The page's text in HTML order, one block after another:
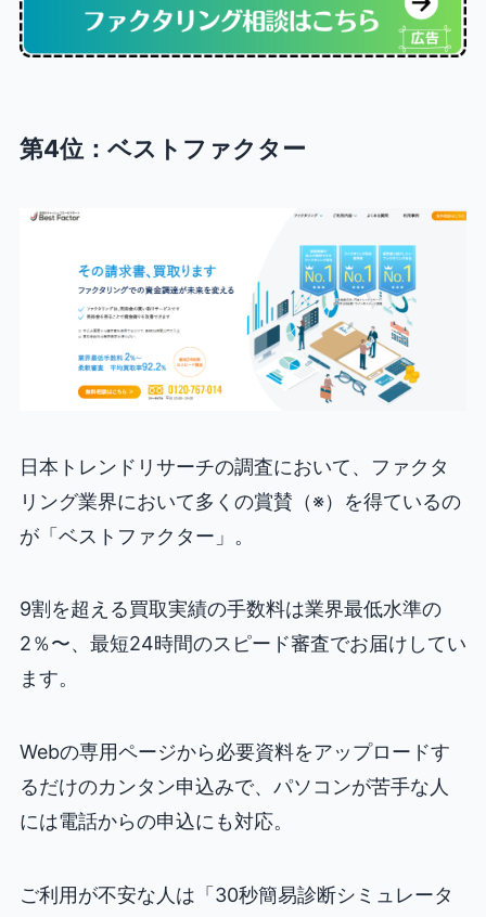
第4位：ベストファクター
日本トレンドリサーチの調査において、ファクタ
リング業界において多くの賞賛（※）を得ているの
が「ベストファクター」。
9割を超える買取実績の手数料は業界最低水準の
2％〜、最短24時間のスピード審査でお届けしてい
ます。
Webの専用ページから必要資料をアップロードす
るだけのカンタン申込みで、パソコンが苦手な人
には電話からの申込にも対応。
ご利用が不安な人は「30秒簡易診断シミュレータ